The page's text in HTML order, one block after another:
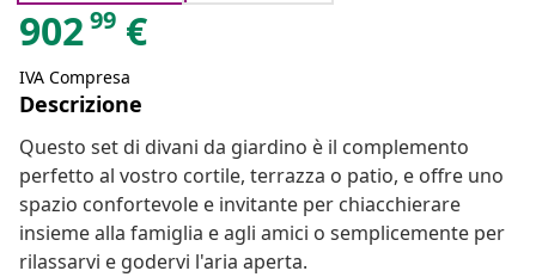
90299 €
IVA Compresa
Descrizione
Questo set di divani da giardino è il complemento
perfetto al vostro cortile, terrazza o patio, e offre uno
spazio confortevole e invitante per chiacchierare
insieme alla famiglia e agli amici o semplicemente per
rilassarvi e godervi l'aria aperta.